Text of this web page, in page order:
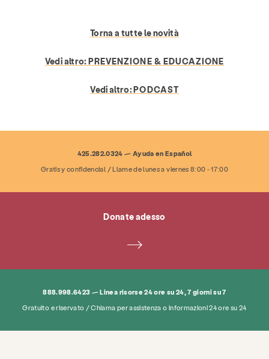
risorse Dare Mettersi in gioco
FAQ Donare
Torna a tutte le novità
Vedi altro: PREVENZIONE & EDUCAZIONE
Vedi altro:PODCAST
425.282.0324 — Ayuda en Español
Gratis y confidencial / Llame de lunes a viernes 8:00 - 17:00
Donate adesso
888.998.6423 — Linea risorse 24 ore su 24, 7 giorni su 7
Gratuito e riservato / Chiama per assistenza o informazioni 24 ore su 24